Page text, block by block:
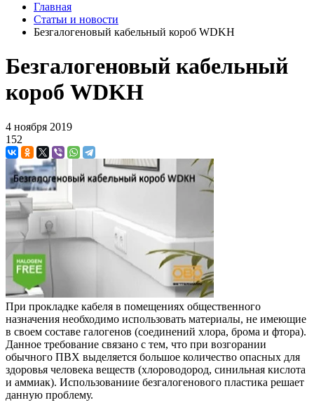
Главная
Статьи и новости
Безгалогеновый кабельный короб WDKH
Безгалогеновый кабельный
короб WDKH
4 ноября 2019
152
При прокладке кабеля в помещениях общественного
назначения необходимо использовать материалы, не имеющие
в своем составе галогенов (соединений хлора, брома и фтора).
Данное требование связано с тем, что при возгорании
обычного ПВХ выделяется большое количество опасных для
здоровья человека веществ (хлороводород, синильная кислота
и аммиак). Использованиие безгалогенового пластика решает
данную проблему.